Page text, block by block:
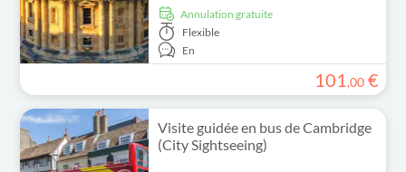
Annulation gratuite
Flexible
En
101,00 €
Visite guidée en bus de Cambridge
(City Sightseeing)